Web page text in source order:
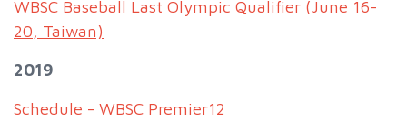
WBSC Baseball Last Olympic Qualifier (June 16-
20, Taiwan)
2019
Schedule - WBSC Premier12